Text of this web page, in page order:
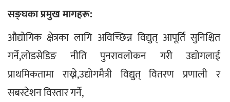
सङ्घका प्रमुख मागहरू:
औद्योगिक क्षेत्रका लागि अविच्छिन्न विद्युत् आपूर्ति सुनिश्चित
गर्ने,लोडसेडिङ नीति पुनरावलोकन गरी उद्योगलाई
प्राथमिकतामा राख्ने,उद्योगमैत्री विद्युत् वितरण प्रणाली र
सबस्टेशन विस्तार गर्ने,